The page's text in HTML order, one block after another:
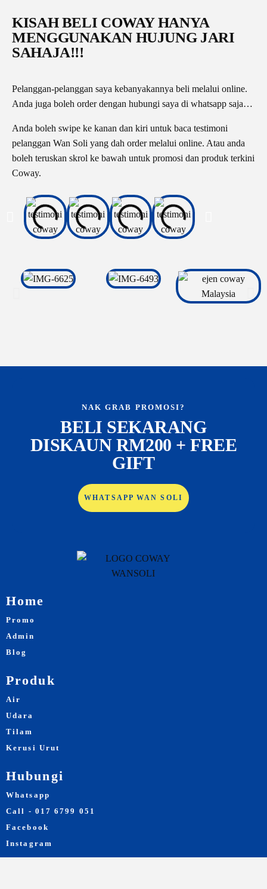
KISAH BELI COWAY HANYA
MENGGUNAKAN HUJUNG JARI
SAHAJA!!!
Pelanggan-pelanggan saya kebanyakannya beli melalui online.
Anda juga boleh order dengan hubungi saya di whatsapp saja…
Anda boleh swipe ke kanan dan kiri untuk baca testimoni
pelanggan Wan Soli yang dah order melalui online. Atau anda
boleh teruskan skrol ke bawah untuk promosi dan produk terkini
Coway.
NAK GRAB PROMOSI?
BELI SEKARANG
DISKAUN RM200 + FREE
GIFT
WHATSAPP WAN SOLI
Home
Promo
Admin
Blog
Produk
Air
Udara
Tilam
Kerusi Urut
Hubungi
Whatsapp
Call - 017 6799 051
Facebook
Instagram